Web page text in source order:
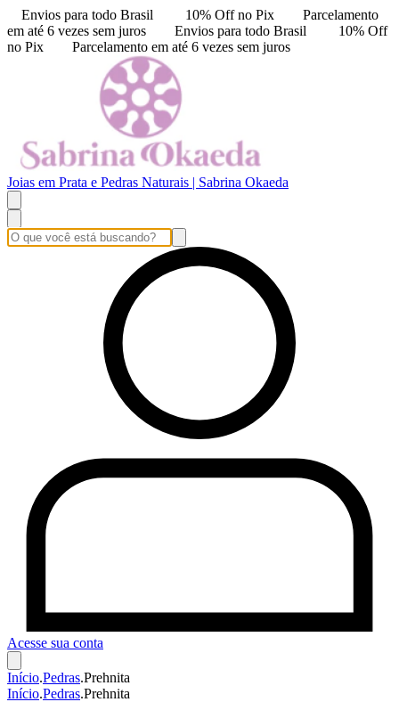
Envios para todo Brasil 10% Off no Pix
Parcelamento
em até 6 vezes sem juros
Envios para todo Brasil
10% Off
no Pix
Parcelamento em até 6 vezes sem juros
Joias em Prata e Pedras Naturais | Sabrina Okaeda
Acesse sua conta
Início.Pedras.Prehnita
Início.Pedras.Prehnita